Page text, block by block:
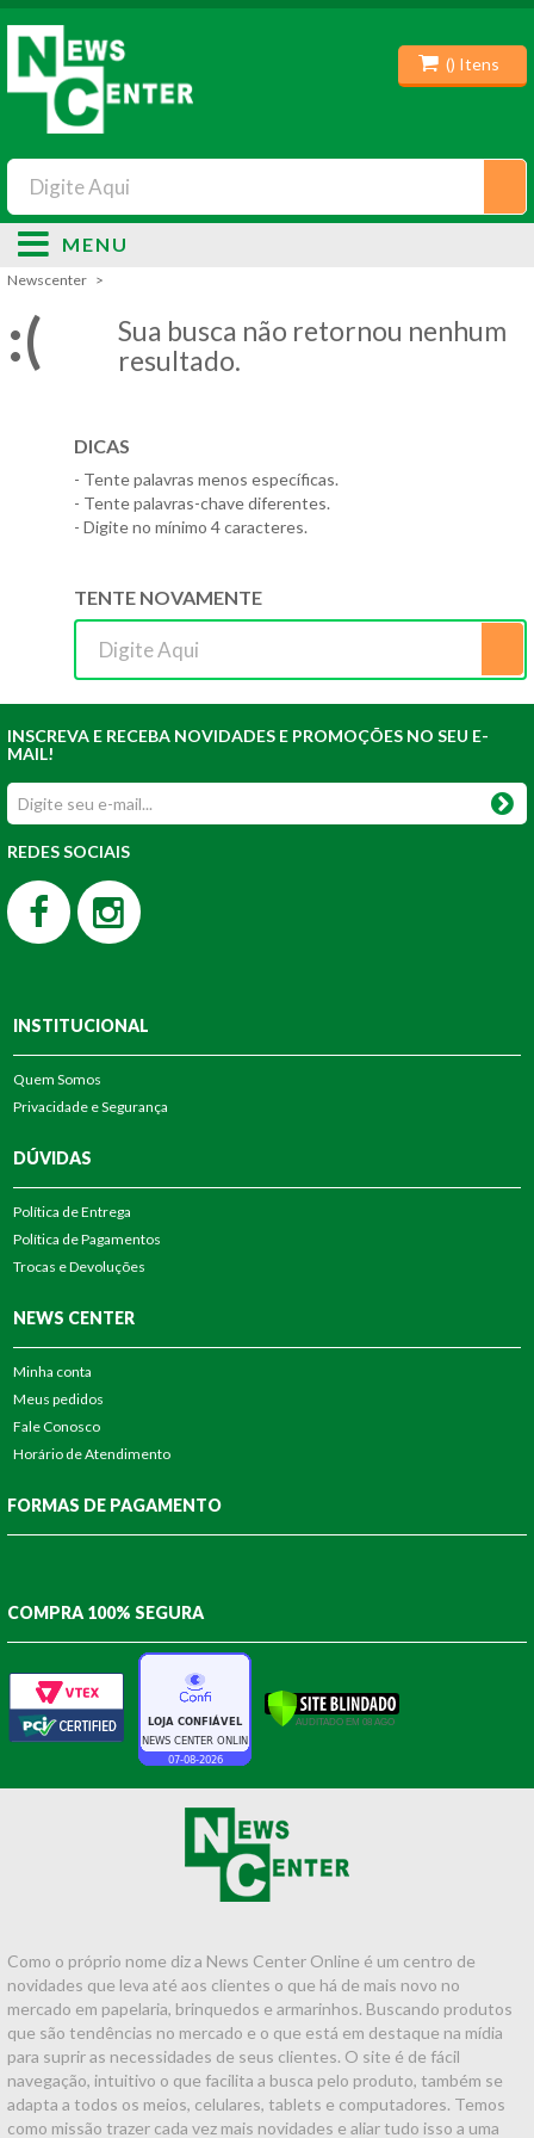
() Itens
MENU
Newscenter
:(
Sua busca não retornou nenhum
resultado.
DICAS
- Tente palavras menos específicas.
- Tente palavras-chave diferentes.
- Digite no mínimo 4 caracteres.
TENTE NOVAMENTE
INSCREVA E RECEBA NOVIDADES E PROMOÇÕES NO SEU E-
MAIL!
REDES SOCIAIS
INSTITUCIONAL
Quem Somos
Privacidade e Segurança
DÚVIDAS
Política de Entrega
Política de Pagamentos
Trocas e Devoluções
NEWS CENTER
Minha conta
Meus pedidos
Fale Conosco
Horário de Atendimento
FORMAS DE PAGAMENTO
COMPRA 100% SEGURA
Como o próprio nome diz a News Center Online é um centro de
novidades que leva até aos clientes o que há de mais novo no
mercado em papelaria, brinquedos e armarinhos. Buscando produtos
que são tendências no mercado e o que está em destaque na mídia
para suprir as necessidades de seus clientes. O site é de fácil
navegação, intuitivo o que facilita a busca pelo produto, também se
adapta a todos os meios, celulares, tablets e computadores. Temos
como missão trazer cada vez mais novidades e aliar tudo isso a uma